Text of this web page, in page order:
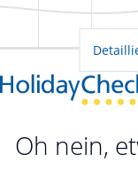
Oh nein,